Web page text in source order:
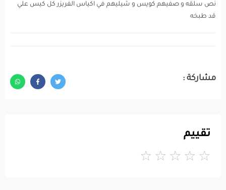
نص سلقه و صفيهم كويس و شيليهم في اكياس الفريزر كل كيس علي
قد طبخه
مشاركة :
تقييم